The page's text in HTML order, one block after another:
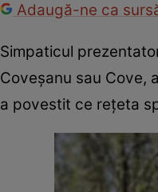
Adaugă-ne ca
Simpaticul
Coveșanu sau Cove,
a povestit ce rețeta